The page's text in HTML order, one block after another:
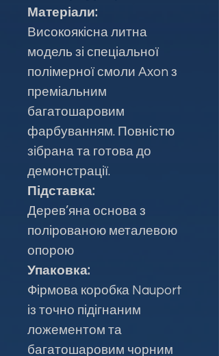
Матеріали:
Високоякісна литна
модель зі спеціальної
полімерної смоли Axon з
преміальним
багатошаровим
фарбуванням. Повністю
зібрана та готова до
демонстрації.
Підставка:
Дерев’яна основа з
полірованою металевою
опорою
Упаковка:
Фірмова коробка Nauport
із точно підігнаним
ложементом та
багатошаровим чорним